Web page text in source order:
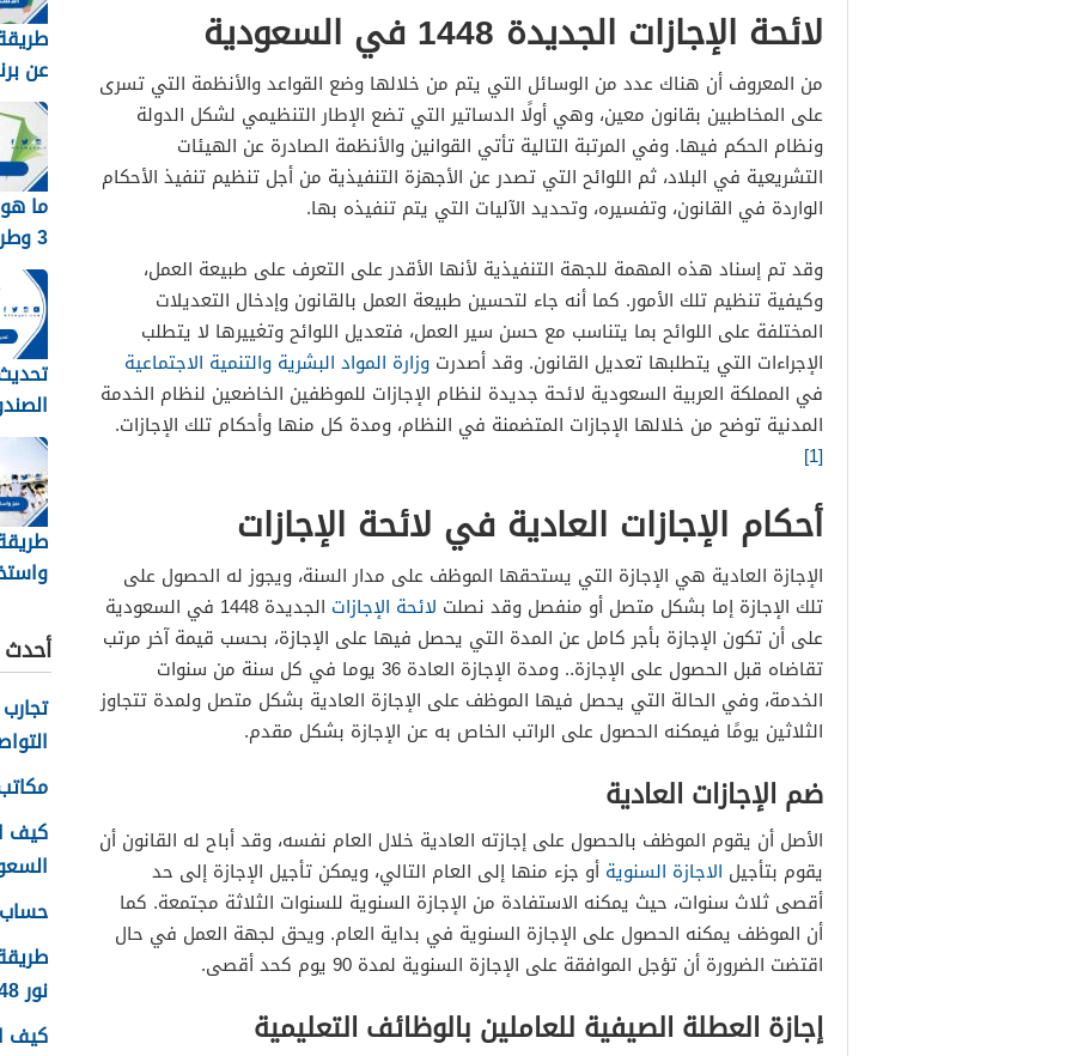
لائحة الإجازات الجديدة 1448 في السعودية
من المعروف أن هناك عدد من الوسائل التي يتم من خلالها وضع القواعد والأنظمة التي تسرى
على المخاطبين بقانون معين، وهي أولًا الدساتير التي تضع الإطار التنظيمي لشكل الدولة
ونظام الحكم فيها. وفي المرتبة التالية تأتي القوانين والأنظمة الصادرة عن الهيئات
التشريعية في البلاد، ثم اللوائح التي تصدر عن الأجهزة التنفيذية من أجل تنظيم تنفيذ الأحكام
الواردة في القانون، وتفسيره، وتحديد الآليات التي يتم تنفيذه بها.
وقد تم إسناد هذه المهمة للجهة التنفيذية لأنها الأقدر على التعرف على طبيعة العمل،
وكيفية تنظيم تلك الأمور. كما أنه جاء لتحسين طبيعة العمل بالقانون وإدخال التعديلات
المختلفة على اللوائح بما يتناسب مع حسن سير العمل، فتعديل اللوائح وتغييرها لا يتطلب
الإجراءات التي يتطلبها تعديل القانون. وقد أصدرت وزارة المواد البشرية والتنمية الاجتماعية
في المملكة العربية السعودية لائحة جديدة لنظام الإجازات للموظفين الخاضعين لنظام الخدمة
المدنية توضح من خلالها الإجازات المتضمنة في النظام، ومدة كل منها وأحكام تلك الإجازات.
[1]
أحكام الإجازات العادية في لائحة الإجازات
الإجازة العادية هي الإجازة التي يستحقها الموظف على مدار السنة، ويجوز له الحصول على
تلك الإجازة إما بشكل متصل أو منفصل وقد نصلت لائحة الإجازات
الجديدة 1448 في السعودية
على أن تكون الإجازة بأجر كامل عن المدة التي يحصل فيها على الإجازة، بحسب قيمة آخر مرتب
تقاضاه قبل الحصول على الإجازة.. ومدة الإجازة العادة 36 يوما في كل سنة من سنوات
الخدمة، وفي الحالة التي يحصل فيها الموظف على الإجازة العادية بشكل متصل ولمدة تتجاوز
الثلاثين يومًا فيمكنه الحصول على الراتب الخاص به عن الإجازة بشكل مقدم.
ضم الإجازات العادية
الأصل أن يقوم الموظف بالحصول على إجازته العادية خلال العام نفسه، وقد أباح له القانون أن
يقوم بتأجيل الاجازة السنوية أو جزء منها إلى العام التالي، ويمكن تأجيل الإجازة إلى حد
أقصى ثلاث سنوات، حيث يمكنه الاستفادة من الإجازة السنوية للسنوات الثلاثة مجتمعة. كما
أن الموظف يمكنه الحصول على الإجازة السنوية في بداية العام. ويحق لجهة العمل في حال
اقتضت الضرورة أن تؤجل الموافقة على الإجازة السنوية لمدة 90 يوم كحد أقصى.
إجازة العطلة الصيفية للعاملين بالوظائف التعليمية
عن
برقم
ما
3
نظام
أحدث
كيف
حساب
نور 1448
كيف